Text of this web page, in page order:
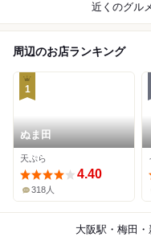
近くのグル
周辺のお店ランキング
1
ぬま田
天ぷら
4.40
318人
大阪駅・梅田・